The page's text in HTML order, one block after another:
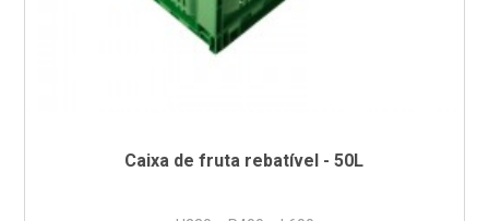
Caixa de fruta rebatível - 50L